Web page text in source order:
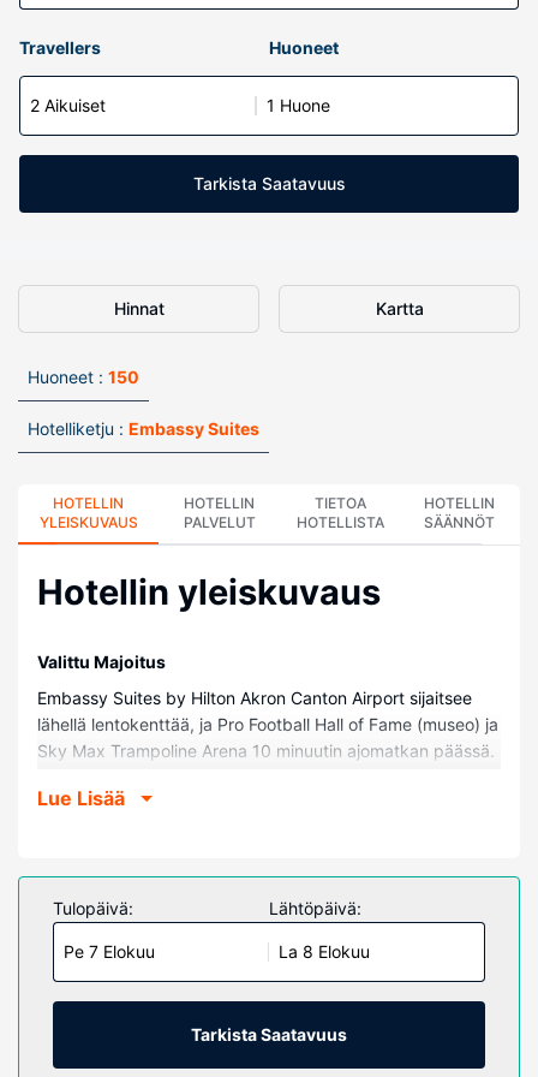
Travellers Huoneet
2 Aikuiset 1 Huone
Tarkista Saatavuus
Hinnat Kartta
Huoneet : 150
Hotelliketju : Embassy Suites
HOTELLIN
YLEISKUVAUS
HOTELLIN
PALVELUT
TIETOA
HOTELLISTA
HOTELLIN
SÄÄNNÖT
Hotellin yleiskuvaus
Valittu Majoitus
Embassy Suites by Hilton Akron Canton Airport sijaitsee
lähellä lentokenttää, ja Pro Football Hall of Fame (museo) ja
Sky Max Trampoline Arena 10 minuutin ajomatkan päässä.
Arts & Glass ja 2,1 km:n päässä kohteesta K1 Speed.
Tässä majoituspaikassa on 150 yksilöllisesti kalustettua
huonetta, joiden varusteluun kuuluu muun muassa
jääkaappi ja LCD-televisio. Käytössäsi on digitaalikanavat
ja ilmainen internetyhteys (langaton ja kiinteä).
Kylpyhuoneesta löytyy ilmaiset hygieniatuotteet ja
hiustenkuivaaja. Varusteluun kuuluu työpöytä,
mikroaaltouuni ja puhelin (ilmaiset paikallispuhelut).
Kiinteistön miellyttävyys
Lue Lisää
Tulopäivä:
Pe 7 Elokuu
Lähtöpäivä:
La 8 Elokuu
Tarkista Saatavuus